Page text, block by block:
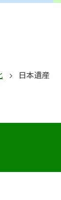
日本遺産